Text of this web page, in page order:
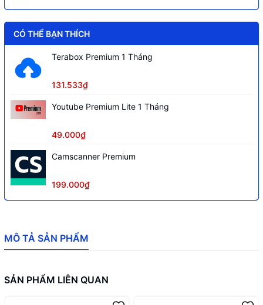
CÓ THỂ BẠN THÍCH
Terabox Premium 1 Tháng
131.533₫
Youtube Premium Lite 1 Tháng
49.000₫
Camscanner Premium
199.000₫
MÔ TẢ SẢN PHẨM
SẢN PHẨM LIÊN QUAN